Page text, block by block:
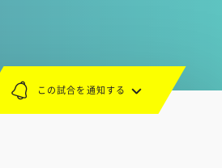
この試合を通知する